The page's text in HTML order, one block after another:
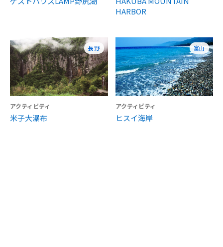
HARBOR
長野
アクティビティ
米子大瀑布
富山
アクティビティ
ヒスイ海岸